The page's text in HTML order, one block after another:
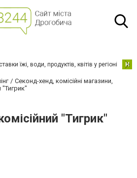
їжі, води, продуктів, квітів у регіоні Н
Секонд-хенд, комісійні магазини,
"Тигрик"
"Тигрик"